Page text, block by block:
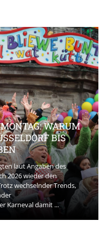
WARUM
BIS
laut Angaben des
2026 wieder den
wechselnder Trends,
Karneval damit ...